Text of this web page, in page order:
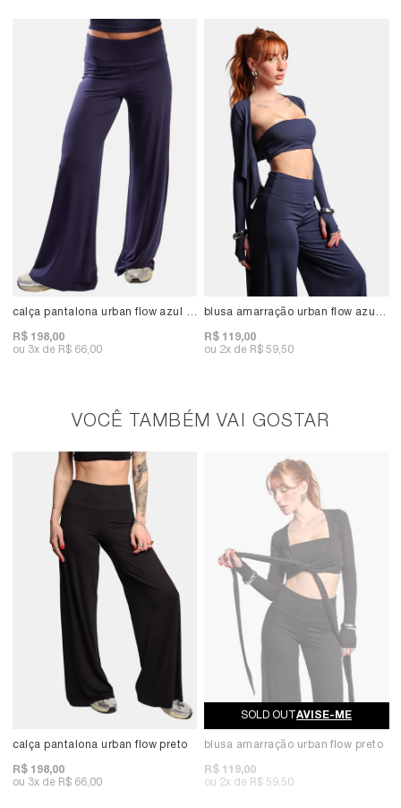
R$ 198,00
3x R$ 66,00
R$ 119,00
2x R$ 59,50
VOCÊ TAMBÉM VAI GOSTAR
calça pantalona urban flow preto
R$ 198,00
3x R$ 66,00
AVISE-ME
blusa amarração urban flow preto
R$ 119,00
2x R$ 59,50